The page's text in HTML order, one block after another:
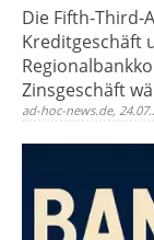
Die Fifth-
Kreditgeschäft
Zinsgeschäft
ad-hoc-news.de,